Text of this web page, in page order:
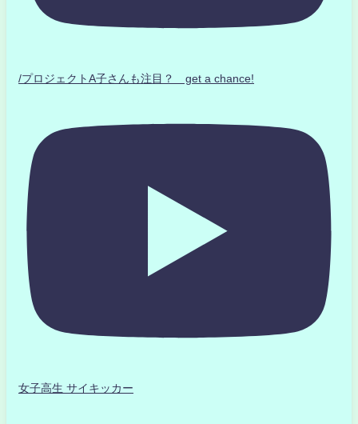
/プロジェクトA子さんも注目？ get a chance!
女子高生 サイキッカー